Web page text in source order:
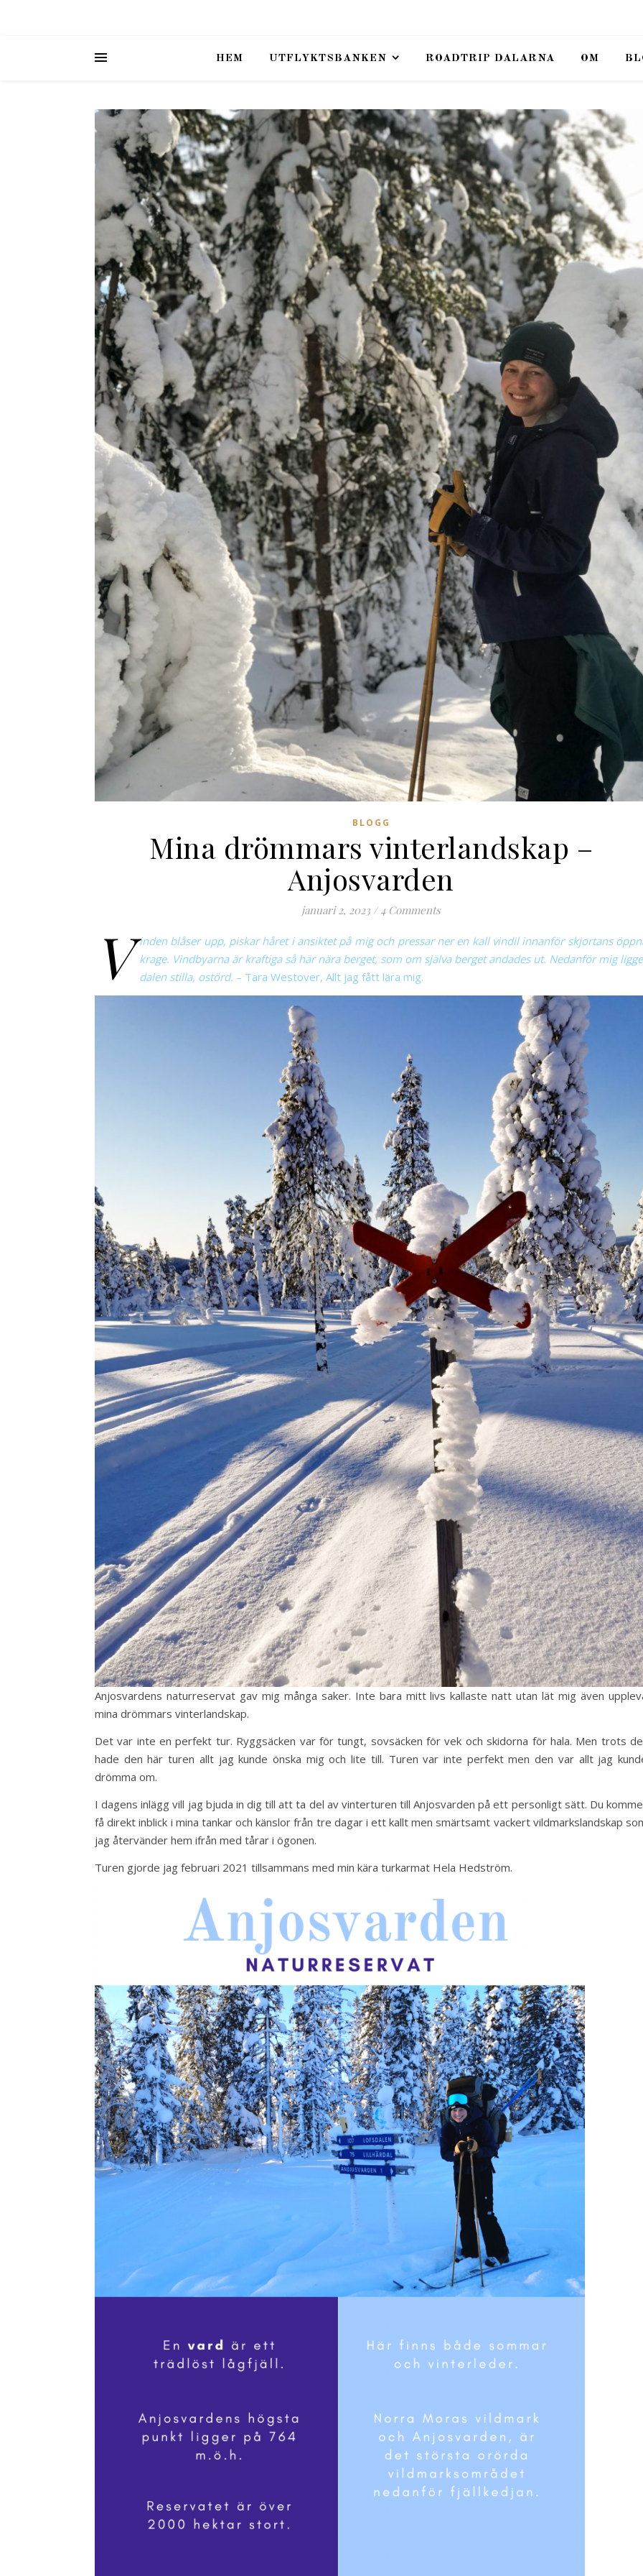
HEM UTFLYKTSBANKEN ROADTRIP DALARNA OM
BLOGG
Mina drömmars vinterlandskap –
Anjosvarden
januari 2, 2023 / 4 Comments
V inden blåser upp, piskar håret i ansiktet på mig och pressar ner en kall vindil innanför skjortans
krage. Vindbyarna är kraftiga så här nära berget, som om själva berget andades ut. Nedanför mig
dalen stilla, ostörd. – Tara Westover, Allt jag fått lära mig.
Anjosvardens naturreservat gav mig många saker. Inte bara mitt livs kallaste natt utan lät mig även
mina drömmars vinterlandskap.
Det var inte en perfekt tur. Ryggsäcken var för tungt, sovsäcken för vek och skidorna för hala. Men trots
hade den här turen allt jag kunde önska mig och lite till. Turen var inte perfekt men den var allt jag
drömma om.
I dagens inlägg vill jag bjuda in dig till att ta del av vinterturen till Anjosvarden på ett personligt sätt. Du
få direkt inblick i mina tankar och känslor från tre dagar i ett kallt men smärtsamt vackert vildmarkslandskap
jag återvänder hem ifrån med tårar i ögonen.
Turen gjorde jag februari 2021 tillsammans med min kära turkarmat Hela Hedström.